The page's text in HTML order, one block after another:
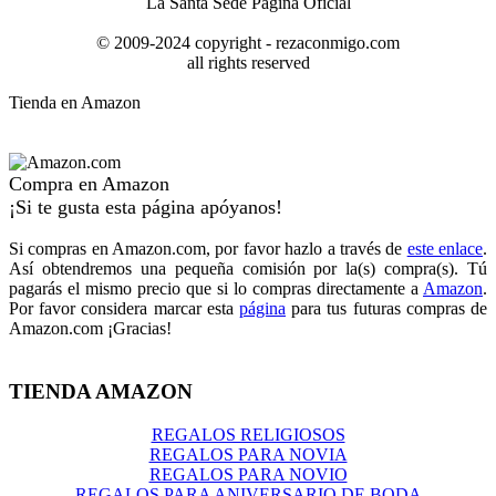
© 2009-2024 copyright - rezaconmigo.com
all rights reserved
Tienda en Amazon
Compra en Amazon
¡Si te gusta esta página apóyanos!
Si compras en Amazon.com, por favor hazlo a través de este enlace.
Así obtendremos una pequeña comisión por la(s) compra(s). Tú
pagarás el mismo precio que si lo compras directamente a Amazon.
Por favor considera marcar esta página para tus futuras compras de
Amazon.com ¡Gracias!
TIENDA AMAZON
REGALOS RELIGIOSOS
REGALOS PARA NOVIA
REGALOS PARA NOVIO